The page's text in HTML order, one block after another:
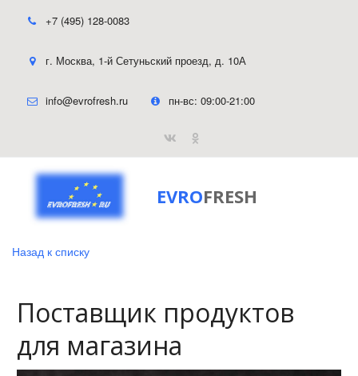
+7 (495) 128-0083
г. Москва, 1-й Сетуньский проезд, д. 10А
info@evrofresh.ru пн-вс: 09:00-21:00
EVROFRESH
Назад к списку
Поставщик продуктов
для магазина